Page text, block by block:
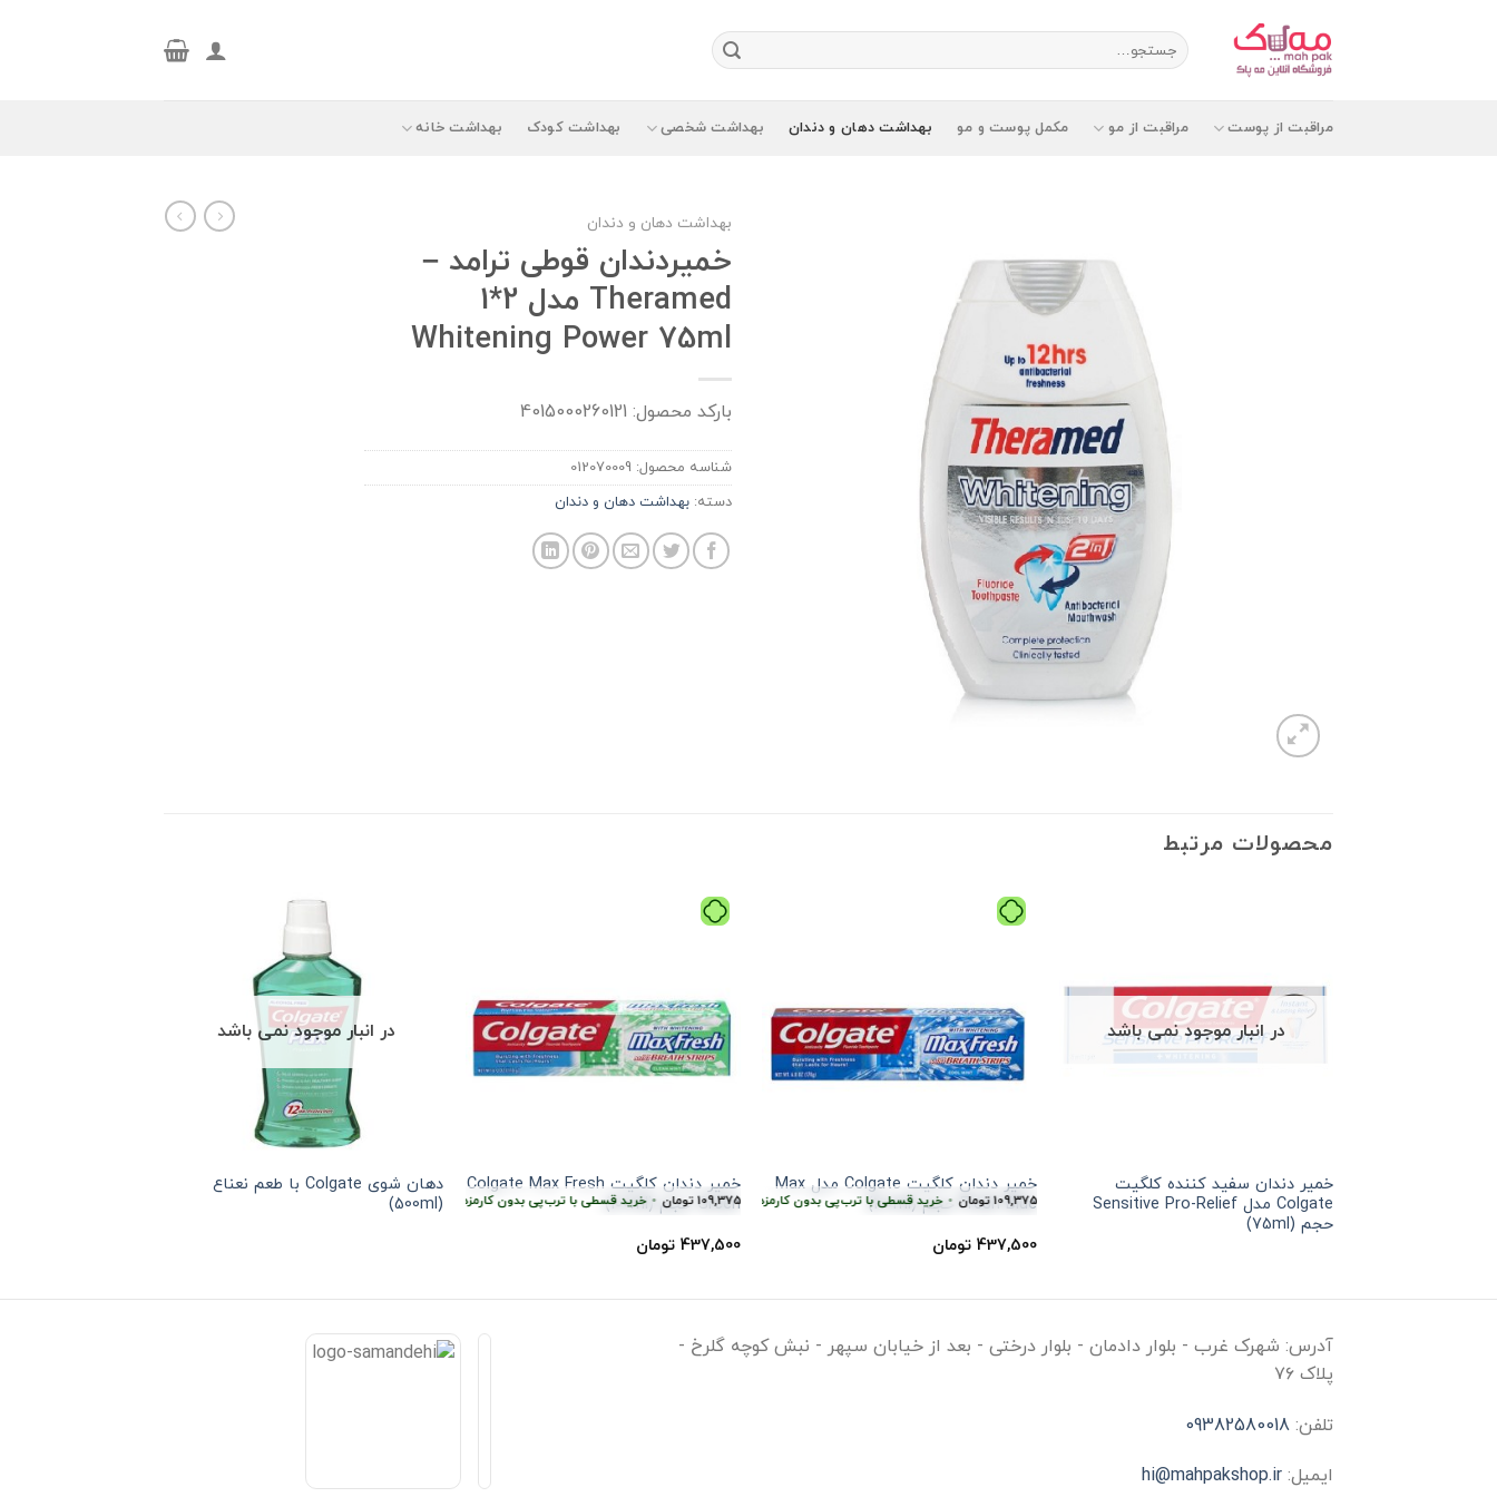
جستجو
برای:
مراقبت از پوست مراقبت از مو مکمل پوست و مو بهداشت دهان و دندان بهداشت شخصی بهداشت کودک بهداشت خانه
بهداشت دهان و دندان
خميردندان قوطی ترامد –
Theramed مدل 2*1
Whitening Power 75ml
بارکد محصول: 4015000260121
شناسه محصول: 012070009
دسته: بهداشت دهان و دندان
محصولات مرتبط
در انبار موجود نمی باشد
خمیر دندان سفید کننده کلگیت
Colgate مدل Sensitive Pro-Relief
حجم (75ml)
خمیر دندان کلگیت Colgate مدل Max
Fresh Blue حجم (100ml)
هر قسط 109,375تومان • خرید قسطی با ترب‌پی بدون کارمزد خرید قسطی با ترب‌پی بدون کارمزد
437,500 تومان
خمیر دندان کلگیت Colgate Max Fresh
Green حجم (100ml)
هر قسط 109,375تومان • خرید قسطی با ترب‌پی بدون کارمزد هر قسط109,375 خرید قسطی با ترب‌پی بدون کارمزد خرید قسطی با ترب‌پی بدون کارمزد
437,500 تومان
در انبار موجود نمی باشد
دهان شوی Colgate با طعم نعناع
(500ml)
آدرس: شهرک غرب - بلوار دادمان - بلوار درختی - بعد از خیابان سپهر - نبش کوچه گلرخ -
پلاک ۷۶
تلفن: 09382580018
ایمیل: hi@mahpakshop.ir